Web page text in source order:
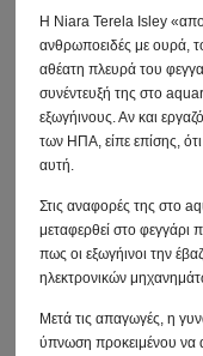
Η Niara Terela Isley
ανθρωποειδές με ουρά,
αθέατη πλευρά του
συνέντευξή της στο
εξωγήινους. Αν και
των ΗΠΑ, είπε επίσης,
αυτή.
Στις αναφορές της στο
μεταφερθεί στο
πως οι εξωγήινοι την
ηλεκτρονικών
Μετά τις απαγωγές, η
ύπνωση προκειμένου να